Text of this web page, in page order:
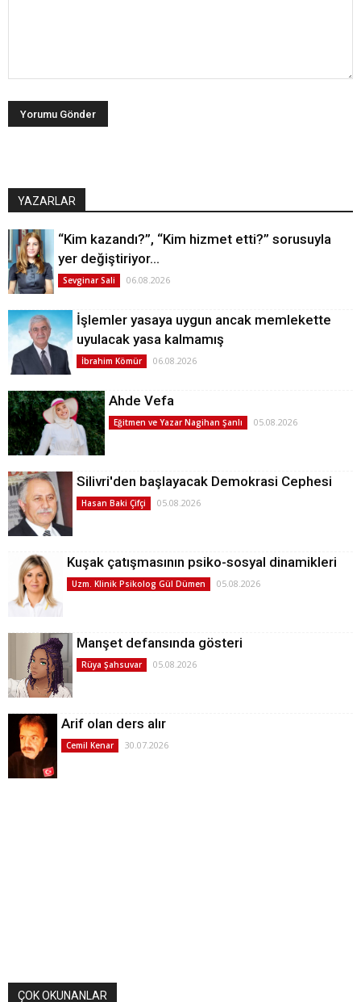
YAZARLAR
“Kim kazandı?”, “Kim hizmet etti?” sorusuyla
yer değiştiriyor…
Sevginar Sali 06.08.2026
İşlemler yasaya uygun ancak memlekette
uyulacak yasa kalmamış
İbrahim Kömür 06.08.2026
Ahde Vefa
Eğitmen ve Yazar Nagihan Şanlı 05.08.2026
Silivri'den başlayacak Demokrasi Cephesi
Hasan Baki Çifçi 05.08.2026
Kuşak çatışmasının psiko-sosyal dinamikleri
Uzm. Klinik Psikolog Gül Dümen 05.08.2026
Manşet defansında gösteri
Rüya Şahsuvar 05.08.2026
Arif olan ders alır
Cemil Kenar 30.07.2026
ÇOK OKUNANLAR